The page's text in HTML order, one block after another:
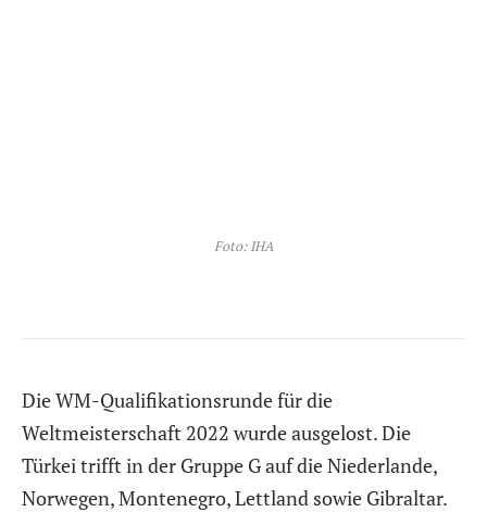
Foto: IHA
Die WM-Qualifikationsrunde für die
Weltmeisterschaft 2022 wurde ausgelost. Die
Türkei trifft in der Gruppe G auf die Niederlande,
Norwegen, Montenegro, Lettland sowie Gibraltar.